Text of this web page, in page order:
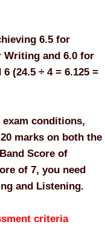
6.5 for
Writing and 6.0 for
(24.5 ÷ 4 = 6.125 =
conditions,
marks on both the
Score of
of 7, you need
and Listening.
criteria